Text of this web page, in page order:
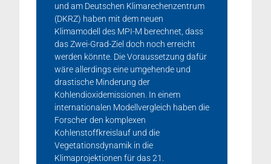
und am Deutschen Klimarechenzentrum
(DKRZ) haben mit dem neuen
Klimamodell des MPI-M berechnet, dass
das Zwei-Grad-Ziel doch noch erreicht
werden könnte. Die Voraussetzung dafür
wäre allerdings eine umgehende und
drastische Minderung der
Kohlendioxidemissionen. In einem
internationalen Modellvergleich haben die
Forscher den komplexen
Kohlenstoffkreislauf und die
Vegetationsdynamik in die
Klimaprojektionen für das 21.